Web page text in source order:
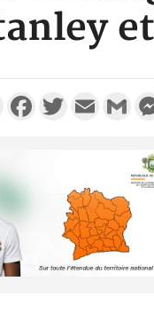
PartagerFacebookTwitterEmail
POLITIQUE
: Décrispation ?
Mamadou Traoré ex
de Soro a recou...